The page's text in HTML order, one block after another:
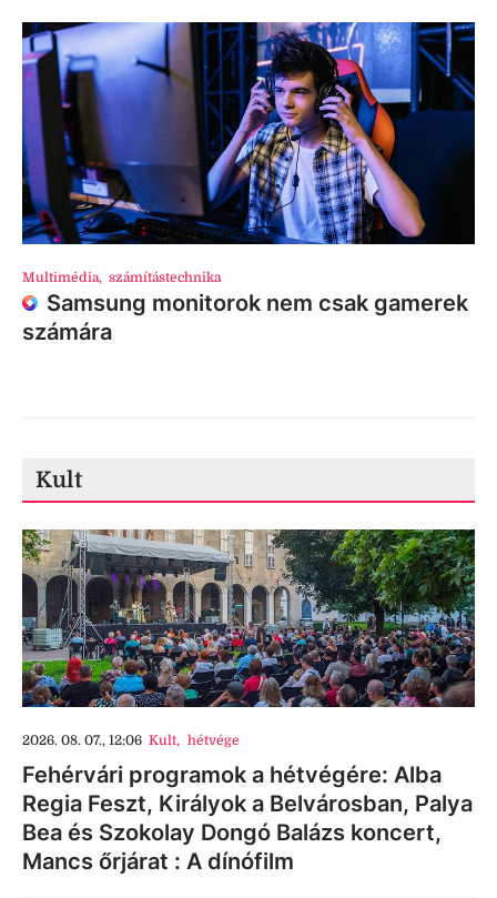
Multimédia, számítástechnika
Samsung monitorok nem csak gamerek
számára
Kult
2026. 08. 07., 12:06 Kult, hétvége
Fehérvári programok a hétvégére: Alba
Regia Feszt, Királyok a Belvárosban, Palya
Bea és Szokolay Dongó Balázs koncert,
Mancs őrjárat : A dínófilm